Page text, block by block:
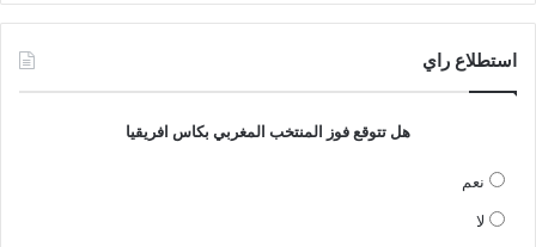
استطلاع راي
هل تتوقع فوز المنتخب المغربي بكاس افريقيا
نعم
لا